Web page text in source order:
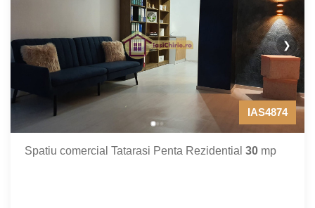
❯
IAS4874
Spatiu comercial Tatarasi Penta Rezidential 30 mp